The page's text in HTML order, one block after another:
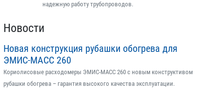
надежную работу трубопроводов.
Новости
Новая конструкция рубашки обогрева для
ЭМИС-МАСС 260
Кориолисовые расходомеры ЭМИС-МАСС 260 с новым конструктивом
рубашки обогрева – гарантия высокого качества эксплуатации.